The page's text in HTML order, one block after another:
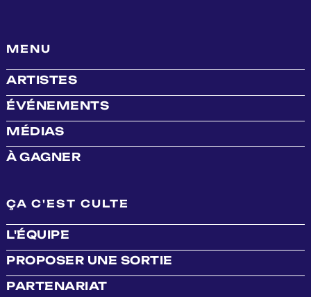
MENU
ARTISTES
ÉVÉNEMENTS
MÉDIAS
À GAGNER
ÇA C'EST CULTE
L'ÉQUIPE
PROPOSER UNE SORTIE
PARTENARIAT